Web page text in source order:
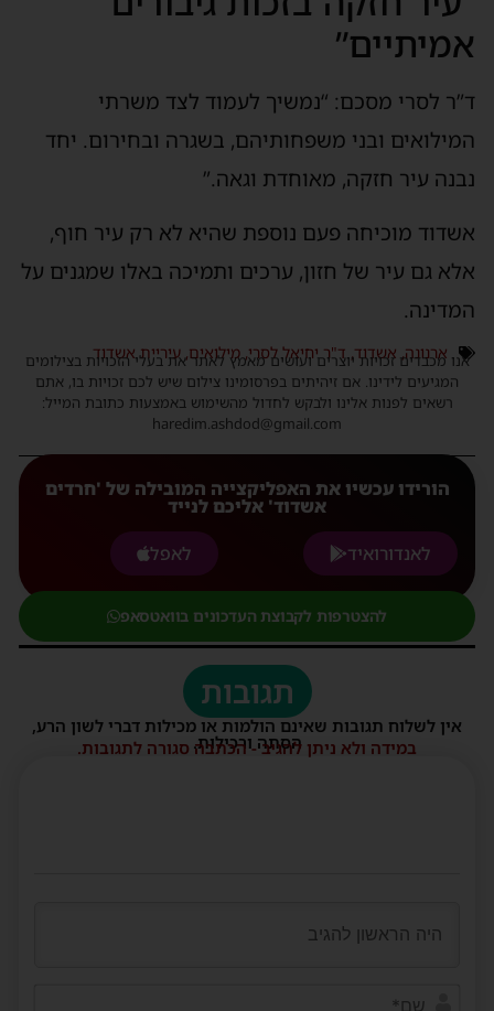
אמיתיים”
ד”ר לסרי מסכם: “נמשיך לעמוד לצד משרתי
המילואים ובני משפחותיהם, בשגרה ובחירום. יחד
נבנה עיר חזקה, מאוחדת וגאה.”
אשדוד מוכיחה פעם נוספת שהיא לא רק עיר חוף,
אלא גם עיר של חזון, ערכים ותמיכה באלו שמגנים על
המדינה.
ארנונה, אשדוד,ד"ר יחיאל לסרי,מילואים, עיריית אשדוד
אנו מכבדים זכויות יוצרים ועושים מאמץ לאתר את בעלי הזכויות בצילומים
המגיעים לידינו. אם זיהיתים בפרסומינו צילום שיש לכם זכויות בו, אתם
רשאים לפנות אלינו ולבקש לחדול מהשימוש באמצעות כתובת המייל:
haredim.ashdod@gmail.com
הורידו עכשיו את האפליקצייה המובילה של 'חרדים
אשדוד' אליכם לנייד
לאנדורואיד
לאפל
להצטרפות לקבוצת העדכונים בוואטסאפ
תגובות
אין לשלוח תגובות שאינם הולמות או מכילות דברי לשון הרע,
הסתה ורכילות.
במידה ולא ניתן להגיב - הכתבה סגורה לתגובות.